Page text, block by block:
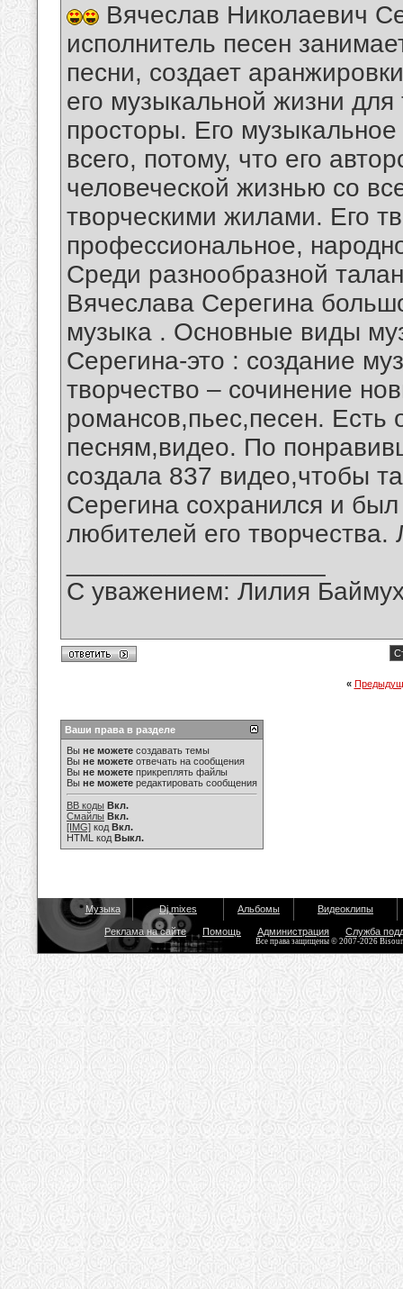
Вячеслав Николаевич
исполнитель песен
песни, создает
его музыкальной жизни
просторы. Его
всего, потому, что его
человеческой жизнью со
творческими жилами. Его
профессиональное,
Среди разнообразной
Вячеслава Серегина
музыка . Основные виды
Серегина-это : создание
творчество – сочинение
романсов,пьес,песен. Есть
песням,видео. По
создала 837 видео,чтобы
Серегина сохранился и
любителей его
С уважением: Лилия
«
Ваши права в разделе
Вы не можете создавать темы
Вы не можете отвечать на сообщения
Вы не можете прикреплять файлы
Вы не можете редактировать сообщения
BB коды Вкл.
Смайлы Вкл.
[IMG] код Вкл.
HTML код Выкл.
Музыка Dj mixes Альбомы Видеоклипы
Реклама на сайте Помощь Администрация Служба
Все права защищены © 2007-2026